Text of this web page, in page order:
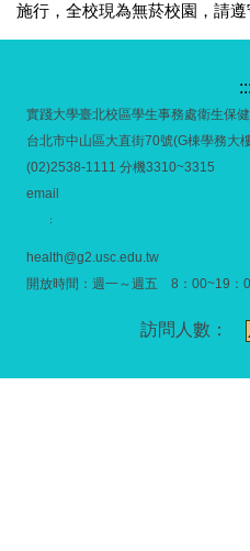
施行，全校現為無菸校園，請遵
:::
實踐大學臺北校區學生事務處衛生保
台北市中山區大直街70號(G棟學務大
(02)2538-1111 分機3310~3315
email
：
health@g2.usc.edu.tw
開放時間：週一～週五 8：00~19：